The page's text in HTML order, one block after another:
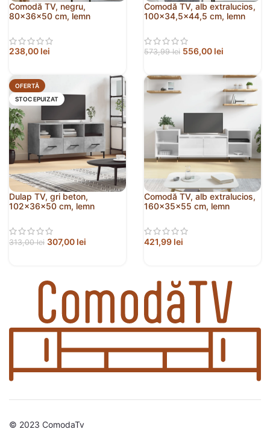
Comodă TV, negru,
80x36x50 cm, lemn
238,00 lei
Comodă TV, alb extralucios,
100×34,5×44,5 cm, lemn
573,99lei 556,00 lei
OFERTĂ
STOC EPUIZAT
Dulap TV, gri beton,
102x36x50 cm, lemn
313,00lei 307,00 lei
Comodă TV, alb extralucios,
160x35x55 cm, lemn
421,99 lei
© 2023 ComodaTv